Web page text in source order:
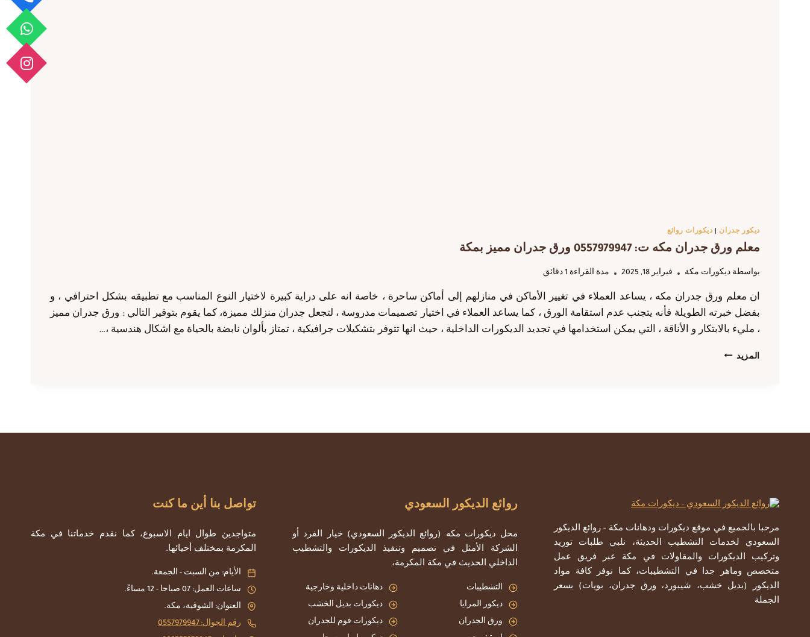
ديكور جدران ديكورات روائع
معلم ورق جدران مكه ت: 0557979947 ورق جدران مميز بمكة
بواسطة ديكورات مكة فبراير 18, 2025 مدة القراءة دقائق
ان معلم ورق جدران مكه ، يساعد العملاء في تغيير الأماكن في منازلهم إلى أماكن ساحرة ، خاصة انه على دراية كبيرة لاختيار النوع المناسب مع تطبيقه بشكل احترافي ، و
بفضل خبرته الطويلة فأنه يتجنب عدم استقامة الورق ، كما يساعد العملاء في اختيار تصميمات مدروسة ، لتجعل جدران منزلك مميزة، كما يقوم بتوفير التالي : ورق جدران مميز
، مليء بالابتكار و الأناقة ، التي يمكن استخدامها في تجديد الديكورات الداخلية ، حيث انها تتوفر بتشكيلات جرافيكية ، تمتاز بألوان نابضة بالحياة مع اشكال هندسية ،…
المزيد معلم
مرحبا بالجميع في موقع ديكورات ودهانات مكة - روائع الديكور
السعودي لخدمات التشطيب الحديثة، نلبي طلبات توريد
وتركيب الديكورات والمقاولات في مكة عبر فريق عمل
متخصص وماهر جدا في التشطيبات، كما نوفر كافة مواد
الديكور (بديل خشب، شيبورد، ورق جدران، بويات) بسعر
الجملة
روائع الديكور السعودي
محل ديكورات مكه (روائع الديكور السعودي) خيار الفرد أو
الشركة الأمثل في تصميم وتنفيذ الديكورات والتشطيب
الداخلي الحديث في مكة المكرمة،
التشطيبات
دهانات داخلية وخارجية
ديكور المرايا
ديكورات بديل الخشب
ورق الجدران
ديكورات فوم للجدران
تواصل بنا أين ما كنت
متواجدين طوال ايام الاسبوع، كما نقدم خدماتنا في مكة
المكرمة بمختلف أحيائها.
الأيام: من السبت - الجمعة.
ساعات العمل: 07 صباحا - 12 مساءً.
العنوان: الشوقية، مكة.
رقم الجوال: 0557979947